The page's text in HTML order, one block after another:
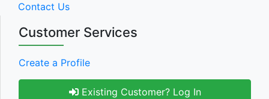
Contact Us
Customer Services
Create a Profile
Existing Customer? Log In